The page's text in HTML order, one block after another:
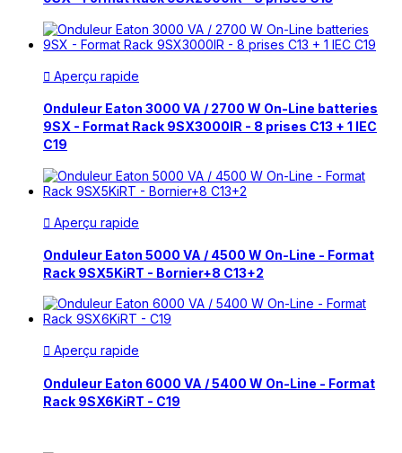
 Aperçu rapide
Onduleur Eaton 3000 VA / 2700 W On-Line batteries
9SX - Format Rack 9SX3000IR - 8 prises C13 + 1 IEC
C19
 Aperçu rapide
Onduleur Eaton 5000 VA / 4500 W On-Line - Format
Rack 9SX5KiRT - Bornier+8 C13+2
 Aperçu rapide
Onduleur Eaton 6000 VA / 5400 W On-Line - Format
Rack 9SX6KiRT - C19